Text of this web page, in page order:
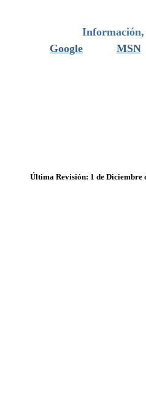
Información,
Google
MSN
Última Revisión: 1 de Diciembre